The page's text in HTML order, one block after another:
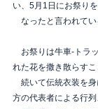
い、5月1日にお祭り
なったと言われてい
お祭りは牛車-トラ
れた花を撒き散らすこ
続いて伝統衣装を身
方の代表者による行